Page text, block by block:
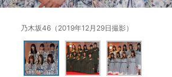
乃木坂46（2019年12月29日撮影）